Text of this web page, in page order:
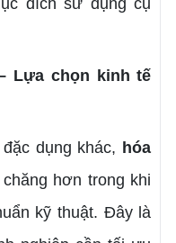
đích sử dụng cụ
Lựa chọn kinh tế
dụng khác, hóa
hơn trong khi
kỹ thuật. Đây là